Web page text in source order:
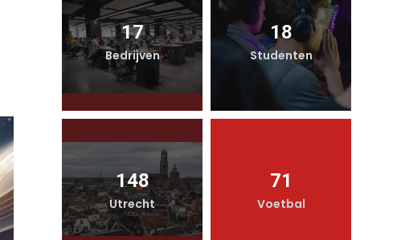
17
Bedrijven
18
Studenten
148
Utrecht
71
Voetbal